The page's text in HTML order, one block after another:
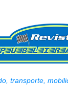
transporte,